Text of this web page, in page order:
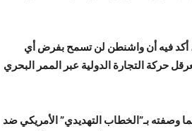
أكد فيه أن واشنطن لن تسمح بفرض أي
حركة التجارة الدولية عبر الممر البحري
وصفته بـ”الخطاب التهديدي” الأمريكي ضد